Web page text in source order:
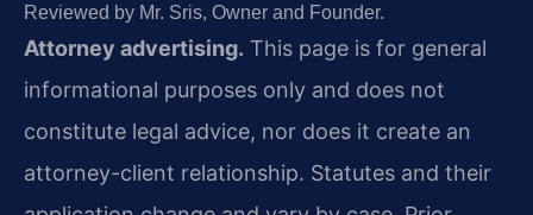
Reviewed by Mr. Sris, Owner and Founder.
Attorney advertising. This page is for general
informational purposes only and does not
constitute legal advice, nor does it create an
attorney-client relationship. Statutes and their